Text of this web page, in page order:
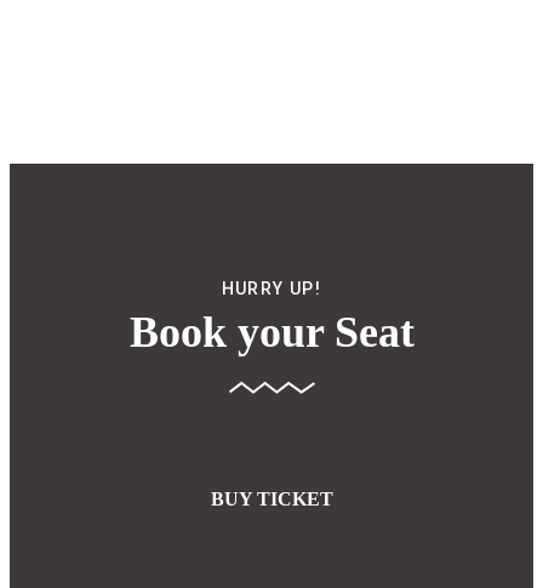
HURRY UP!
Book your Seat
BUY TICKET